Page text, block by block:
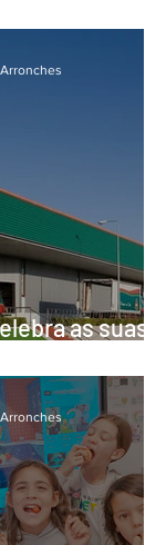
e
as suas